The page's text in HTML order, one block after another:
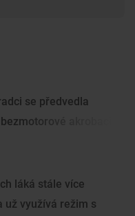
se předvedla
akrobacii
láká stále více
už využívá režim s